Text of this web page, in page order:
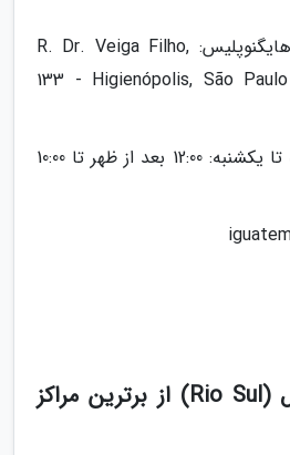
آدرس مرکز خرید هایگنوپلیس: R. Dr. Veiga Filho,
133 - Higienópolis, São Paulo
ساعات کار: دوشنبه تا یکشنبه: 12:00 بعد از ظهر تا 10:00
مرکز خرید ریو سول (Rio Sul) از برترین مراکز